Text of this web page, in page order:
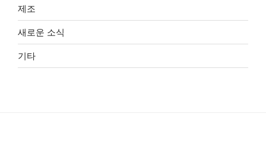
제조
새로운 소식
기타